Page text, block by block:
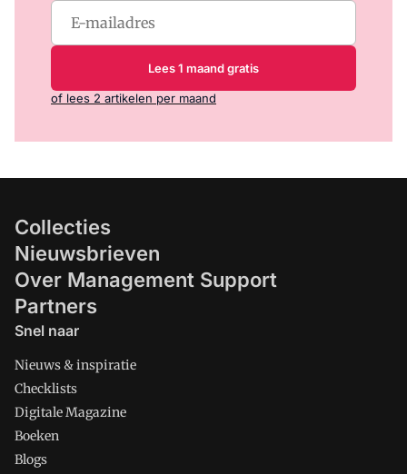
Lees 1 maand gratis
of lees 2 artikelen per maand
Collecties
Nieuwsbrieven
Over Management Support
Partners
Snel naar
Nieuws & inspiratie
Checklists
Digitale Magazine
Boeken
Blogs